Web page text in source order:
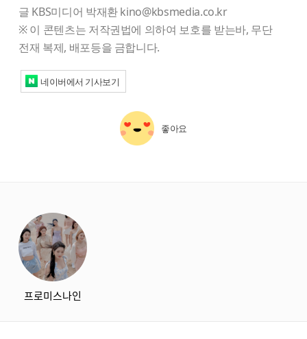
글 KBS미디어 박재환 kino@kbsmedia.co.kr
※ 이 콘텐츠는 저작권법에 의하여 보호를 받는바, 무단
전재 복제, 배포등을 금합니다.
네이버에서 기사보기
좋아요
프로미스나인